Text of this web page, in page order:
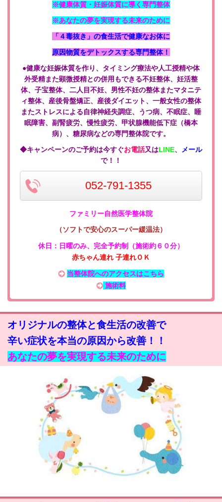
※健康体質・妊娠体質に導く専門整体
※あなたの夢を実現する未来のために
「４毒抜き」の食生活で健康なお体に
原因物質をデトックスする専門整体！
●健康な妊娠体質を作り、タイミング療法や人工授精や体
外受精また顕微授精との併用もできる不妊整体、妊活整
体、子宝整体、二人目不妊、男性不妊の整体またマタニテ
ィ整体、産後骨盤矯正、産後ダイエット、一般女性の整体
またストレスによる自律神経失調症、うつ病、不眠症、睡
眠障害、副腎疲労、慢性疲労、甲状腺機能低下症（橋本
病）、糖尿病などの専門整体院です。
◆キャンペーンのご予約は今すぐお電話又はLINE、 メール
で！！
052-791-1355
ファミリー自然医学整体院
（ソフトで安心のスーパー緩温法）
休日：日曜のみ、 完全予約制（施術約６０分）
赤ちゃん連れ 子連れＯＫ
当整体院へのアクセスはこちら
施術料
オリジナルの整体と食生活の改善で
辛い症状を本当の原因から改善！！
あなたの夢を実現する未来のために